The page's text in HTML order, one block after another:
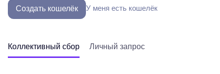
Создать кошелёк
У меня есть кошелёк
Коллективный сбор Личный запрос